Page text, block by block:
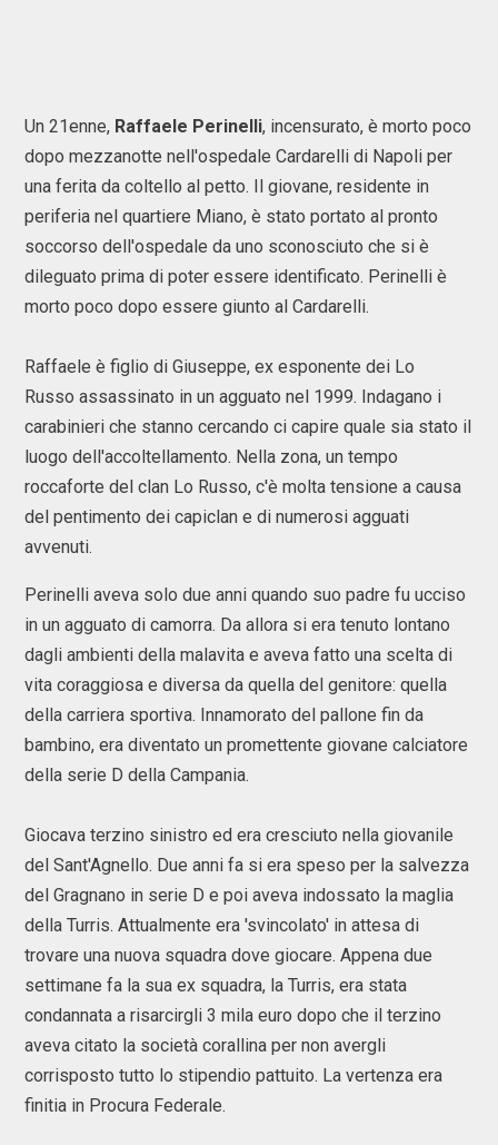
Un 21enne, Raffaele Perinelli, incensurato, è morto poco
dopo mezzanotte nell'ospedale Cardarelli di Napoli per
una ferita da coltello al petto. Il giovane, residente in
periferia nel quartiere Miano, è stato portato al pronto
soccorso dell'ospedale da uno sconosciuto che si è
dileguato prima di poter essere identificato. Perinelli è
morto poco dopo essere giunto al Cardarelli.
Raffaele è figlio di Giuseppe, ex esponente dei Lo
Russo assassinato in un agguato nel 1999. Indagano i
carabinieri che stanno cercando ci capire quale sia stato il
luogo dell'accoltellamento. Nella zona, un tempo
roccaforte del clan Lo Russo, c'è molta tensione a causa
del pentimento dei capiclan e di numerosi agguati
avvenuti.
Perinelli aveva solo due anni quando suo padre fu ucciso
in un agguato di camorra. Da allora si era tenuto lontano
dagli ambienti della malavita e aveva fatto una scelta di
vita coraggiosa e diversa da quella del genitore: quella
della carriera sportiva. Innamorato del pallone fin da
bambino, era diventato un promettente giovane calciatore
della serie D della Campania.
Giocava terzino sinistro ed era cresciuto nella giovanile
del Sant'Agnello. Due anni fa si era speso per la salvezza
del Gragnano in serie D e poi aveva indossato la maglia
della Turris. Attualmente era 'svincolato' in attesa di
trovare una nuova squadra dove giocare. Appena due
settimane fa la sua ex squadra, la Turris, era stata
condannata a risarcirgli 3 mila euro dopo che il terzino
aveva citato la società corallina per non avergli
corrisposto tutto lo stipendio pattuito. La vertenza era
finitia in Procura Federale.